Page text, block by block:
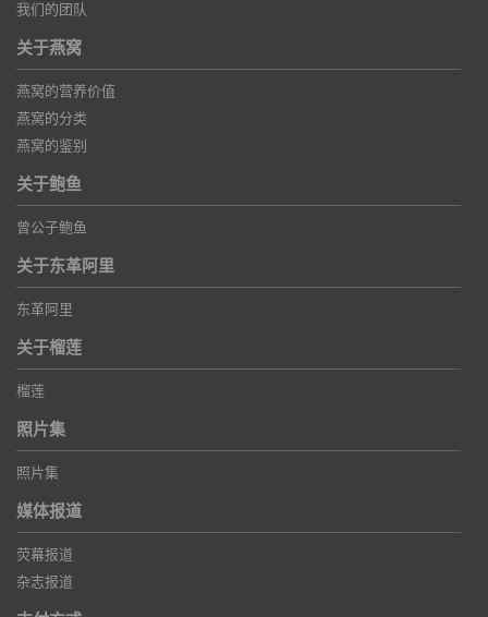
我们的团队
关于燕窝
燕窝的营养价值
燕窝的分类
燕窝的鉴别
关于鲍鱼
曾公子鲍鱼
关于东革阿里
东革阿里
关于榴莲
榴莲
照片集
照片集
媒体报道
荧幕报道
杂志报道